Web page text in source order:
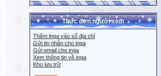
Thực đơn người xem
Thêm inga vào sổ địa chỉ
Gửi tin nhắn cho inga
Gửi email cho inga
Xem thông tin về inga
Kho lưu trữ